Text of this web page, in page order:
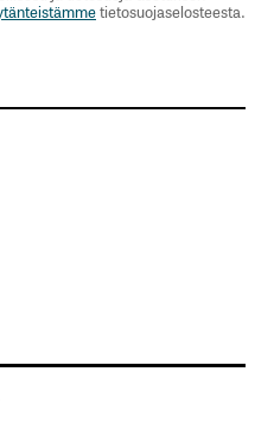
tietosuojaselosteesta.